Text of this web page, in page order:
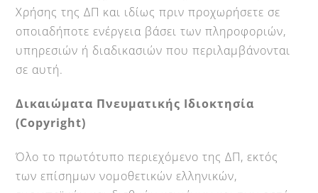
Χρήσης της ΔΠ και ιδίως πριν προχωρήσετε σε
οποιαδήποτε ενέργεια βάσει των πληροφοριών,
υπηρεσιών ή διαδικασιών που περιλαμβάνονται
σε αυτή.
Δικαιώματα Πνευματικής Ιδιοκτησία
(Copyright)
Όλο το πρωτότυπο περιεχόμενο της ΔΠ, εκτός
των επίσημων νομοθετικών ελληνικών,